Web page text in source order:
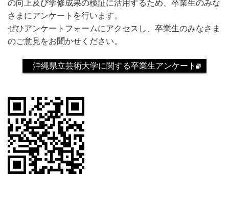
の向上及び学修成果の検証に活用するため、卒業生のみな
さまにアンケートを行います。
ぜひアンケートフォームにアクセスし、卒業生のみなさま
のご意見をお聞かせください。
沖縄県立芸術大学に関する卒業生アンケート